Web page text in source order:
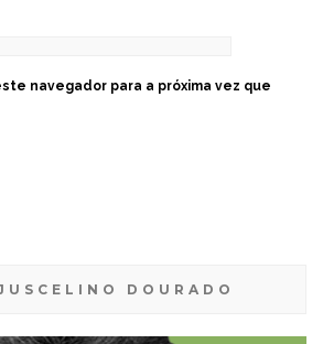
navegador para a próxima vez que
DOURADO